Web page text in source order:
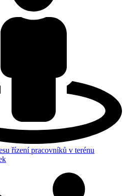
řízení pracovníků v terénu